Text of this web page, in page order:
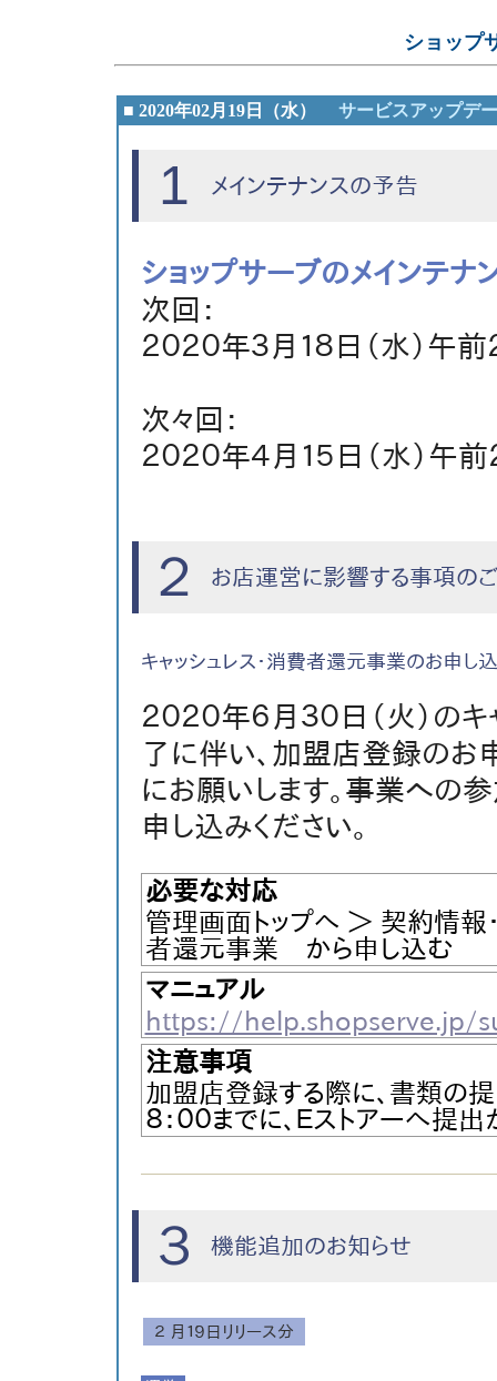
ショップ
■ 2020年02月19日（水） サービスアップデ
1 メインテナンスの予告
ショップサーブのメインテナ
次回：
２０２０年３月１８日（水）午
次々回：
２０２０年４月１５日（水）午
２ お店運営に影響する事項の
キャッシュレス・消費者還元事業のお申し込
２０２０年６月３０日（火）
了に伴い、加盟店登録のお
にお願いします。事業への
申し込みください。
必要な対応
管理画面トップへ ＞ 契約情報
者還元事業 から申し込む
マニュアル
https://help.shopserve.jp/
注意事項
加盟店登録する際に、書類の提
８：００までに、Ｅストアーへ提
３ 機能追加のお知らせ
２ 月１９日リリース分